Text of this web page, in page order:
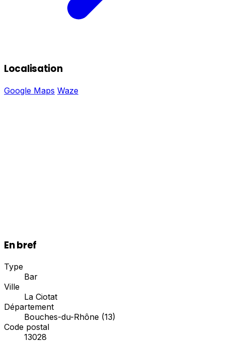
Localisation
Google Maps Waze
En bref
Type
Bar
Ville
La Ciotat
Département
Bouches-du-Rhône (13)
Code postal
13028